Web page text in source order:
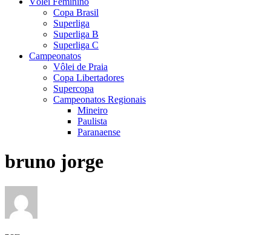
Copa Brasil
Superliga
Superliga B
Superliga C
Campeonatos
Vôlei de Praia
Copa Libertadores
Supercopa
Campeonatos Regionais
Mineiro
Paulista
Paranaense
bruno jorge